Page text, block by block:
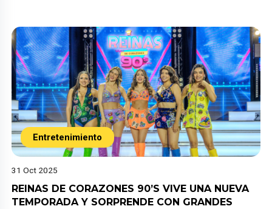
Entretenimiento
31 Oct 2025
REINAS DE CORAZONES 90’S VIVE UNA NUEVA
TEMPORADA Y SORPRENDE CON GRANDES